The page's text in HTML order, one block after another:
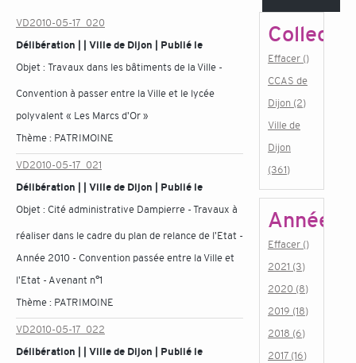
VD2010-05-17_020
Délibération | | Ville de Dijon | Publié le
Objet :Travaux dans les bâtiments de la Ville -
Convention à passer entre la Ville et le lycée
polyvalent « Les Marcs d'Or »
Thème : PATRIMOINE
VD2010-05-17_021
Délibération | | Ville de Dijon | Publié le
Objet : Cité administrative Dampierre - Travaux à
réaliser dans le cadre du plan de relance de l'Etat -
Année 2010 - Convention passée entre la Ville et
l'Etat - Avenant n°1
Thème : PATRIMOINE
VD2010-05-17_022
Délibération | | Ville de Dijon | Publié le
Effacer ()
CCAS de
Dijon (2)
Ville de
Dijon
(361)
Année
Effacer ()
2021 (3)
2020 (8)
2019 (18)
2018 (6)
2017 (16)